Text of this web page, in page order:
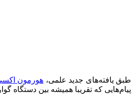
طبق یافته‌های جدید علمی، هورمون
پیام‌هایی که تقریبا همیشه بین